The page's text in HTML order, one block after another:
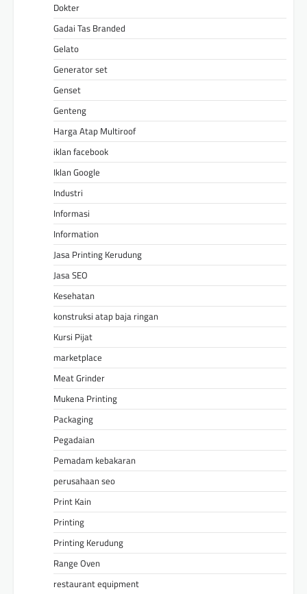
Dokter
Gadai Tas Branded
Gelato
Generator set
Genset
Genteng
Harga Atap Multiroof
iklan facebook
Iklan Google
Industri
Informasi
Information
Jasa Printing Kerudung
Jasa SEO
Kesehatan
konstruksi atap baja ringan
Kursi Pijat
marketplace
Meat Grinder
Mukena Printing
Packaging
Pegadaian
Pemadam kebakaran
perusahaan seo
Print Kain
Printing
Printing Kerudung
Range Oven
restaurant equipment